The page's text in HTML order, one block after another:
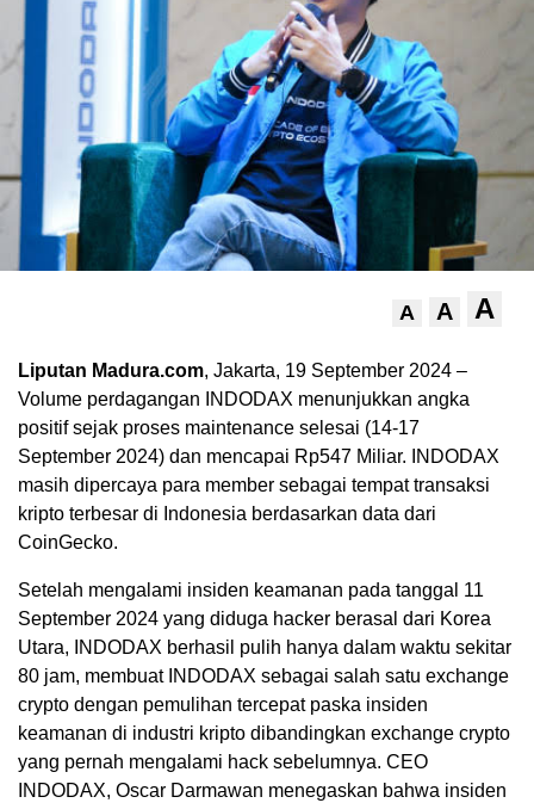
A A A
Liputan Madura.com, Jakarta, 19 September 2024 –
Volume perdagangan INDODAX menunjukkan angka
positif sejak proses maintenance selesai (14-17
September 2024) dan mencapai Rp547 Miliar. INDODAX
masih dipercaya para member sebagai tempat transaksi
kripto terbesar di Indonesia berdasarkan data dari
CoinGecko.
Setelah mengalami insiden keamanan pada tanggal 11
September 2024 yang diduga hacker berasal dari Korea
Utara, INDODAX berhasil pulih hanya dalam waktu sekitar
80 jam, membuat INDODAX sebagai salah satu exchange
crypto dengan pemulihan tercepat paska insiden
keamanan di industri kripto dibandingkan exchange crypto
yang pernah mengalami hack sebelumnya. CEO
INDODAX, Oscar Darmawan menegaskan bahwa insiden